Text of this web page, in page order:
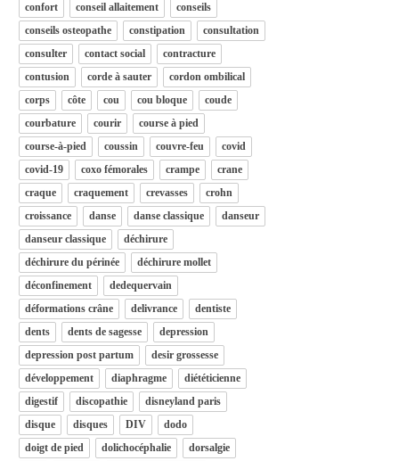
confort
conseil allaitement
conseils
conseils osteopathe
constipation
consultation
consulter
contact social
contracture
contusion
corde à sauter
cordon ombilical
corps
côte cou cou bloque
coude
courbature
courir
course à pied
course-à-pied
coussin couvre-feu
covid
covid-19
coxo fémorales crampe
crane
craque
craquement crevasses
crohn
croissance
danse danse classique
danseur
danseur classique
déchirure
déchirure du périnée
déchirure mollet
déconfinement
dedequervain
déformations crâne
delivrance
dentiste
dents
dents de sagesse
depression
depression post partum
desir grossesse
développement
diaphragme
diététicienne
digestif
discopathie
disneyland paris
disque
disques DIV
dodo
doigt de pied
dolichocéphalie
dorsalgie